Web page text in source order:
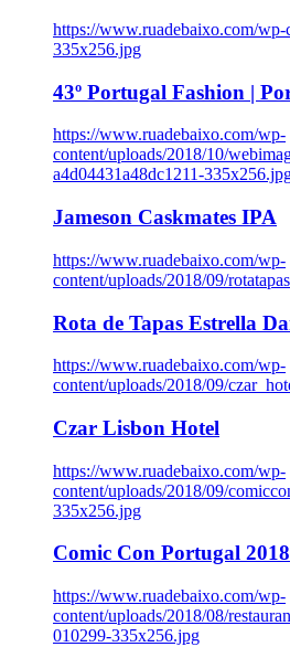
https://www.ruadebaixo.com/
335x256.jpg
43º Portugal Fashion |
https://www.ruadebaixo.com/wp-
content/uploads/2018/10/
a4d04431a48dc1211-
Jameson Caskmates IPA
https://www.ruadebaixo.com/wp-
content/uploads/2018/09/
Rota de Tapas Estrella
https://www.ruadebaixo.com/wp-
content/uploads/2018/09/
Czar Lisbon Hotel
https://www.ruadebaixo.com/wp-
content/uploads/2018/09/
335x256.jpg
Comic Con Portugal 2018
https://www.ruadebaixo.com/wp-
content/uploads/2018/08/
010299-335x256.jpg